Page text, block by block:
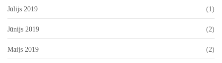
Jūlijs 2019 (1)
Jūnijs 2019 (2)
Maijs 2019 (2)